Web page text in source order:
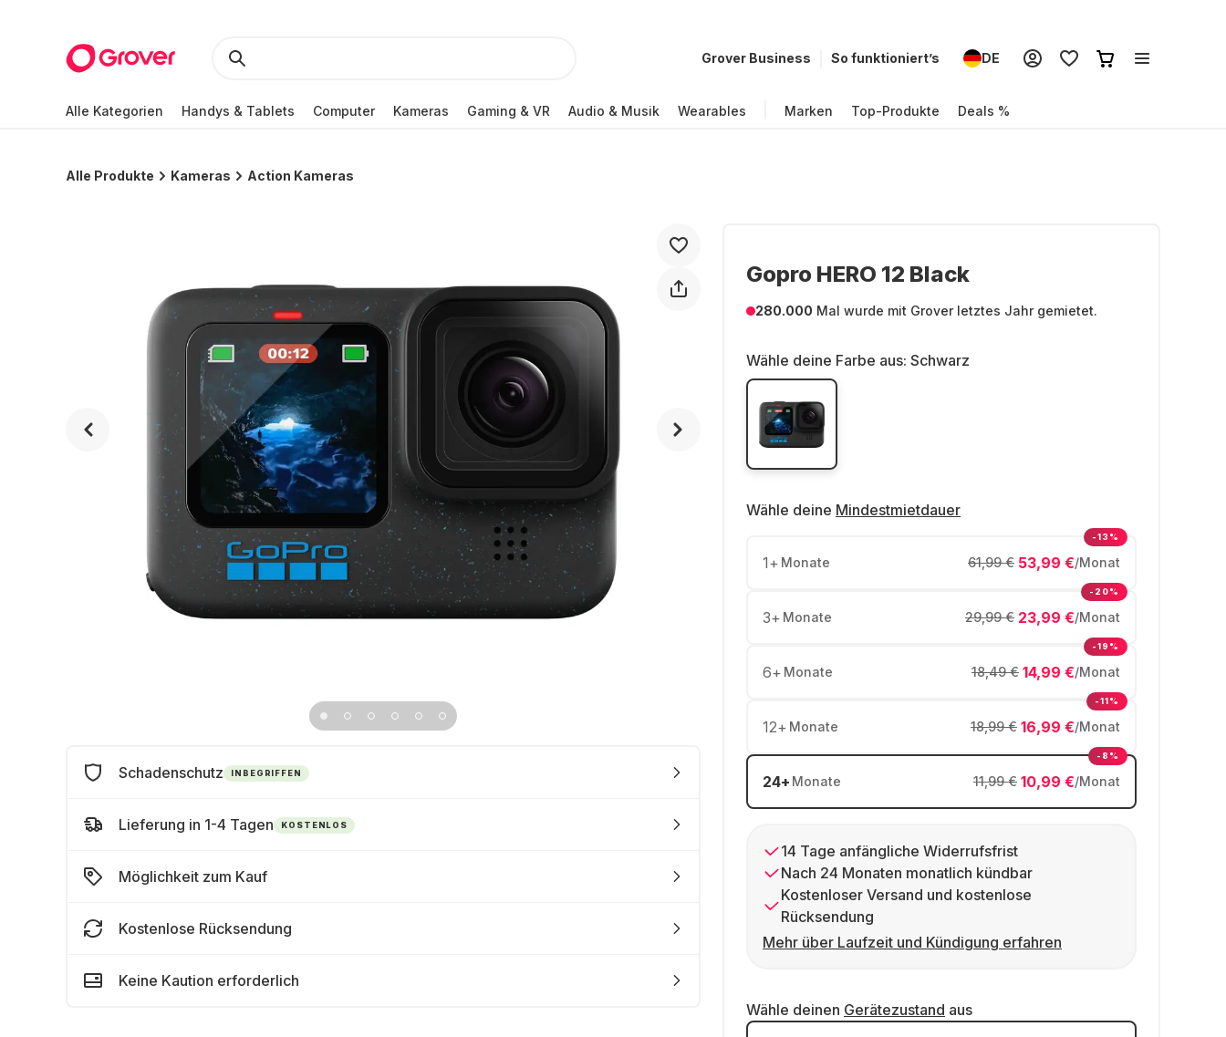
Grover Business So funktioniert’s DE
Alle Kategorien Handys & Tablets Computer Kameras Gaming & VR Audio & Musik Wearables Marken Top-Produkte Deals %
Alle Produkte Kameras Action Kameras
Gopro HERO 12 Black
280.000 Mal wurde mit Grover letztes Jahr gemietet.
Wähle deine Farbe aus: Schwarz
Wähle deine Mindestmietdauer
1+ Monate 53,99 €/Monat
61,99 €
-13%
3+ Monate 23,99 €/Monat
29,99 €
-20%
6+ Monate 14,99 €/Monat
18,49 €
-19%
12+ Monate 16,99 €/Monat
18,99 €
-11%
24+ Monate 10,99 €/Monat
11,99 €
-8%
14 Tage anfängliche Widerrufsfrist
Nach 24 Monaten monatlich kündbar
Kostenloser Versand und kostenlose
Rücksendung
Mehr über Laufzeit und Kündigung erfahren
Wähle deinen Gerätezustand aus
Schadenschutz INBEGRIFFEN
Lieferung in 1-4 Tagen KOSTENLOS
Möglichkeit zum Kauf
Kostenlose Rücksendung
Keine Kaution erforderlich